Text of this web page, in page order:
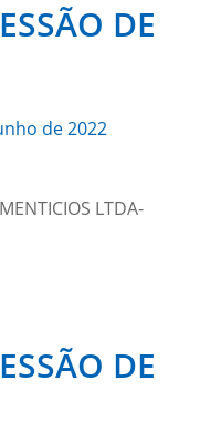
DE
de 2022
LTDA-
DE